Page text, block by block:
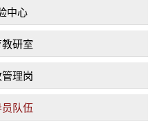
中心
研室
管理岗
队伍